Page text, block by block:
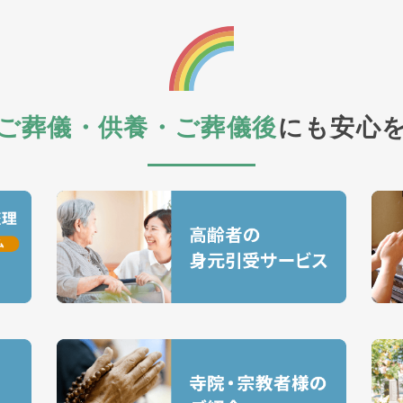
葬儀・供養・ご葬儀後にも安心